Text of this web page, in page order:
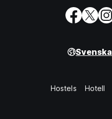
Svenska
Hostels Hotell